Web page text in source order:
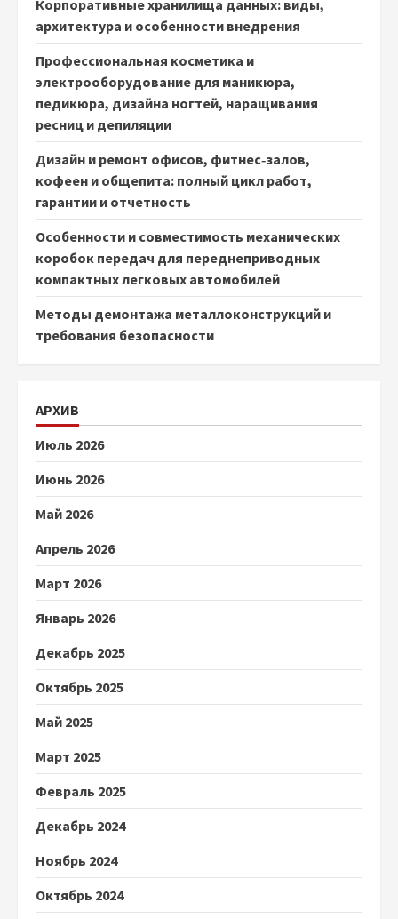
Корпоративные хранилища данных: виды,
архитектура и особенности внедрения
Профессиональная косметика и
электрооборудование для маникюра,
педикюра, дизайна ногтей, наращивания
ресниц и депиляции
Дизайн и ремонт офисов, фитнес‑залов,
кофеен и общепита: полный цикл работ,
гарантии и отчетность
Особенности и совместимость механических
коробок передач для переднеприводных
компактных легковых автомобилей
Методы демонтажа металлоконструкций и
требования безопасности
АРХИВ
Июль 2026
Июнь 2026
Май 2026
Апрель 2026
Март 2026
Январь 2026
Декабрь 2025
Октябрь 2025
Май 2025
Март 2025
Февраль 2025
Декабрь 2024
Ноябрь 2024
Октябрь 2024